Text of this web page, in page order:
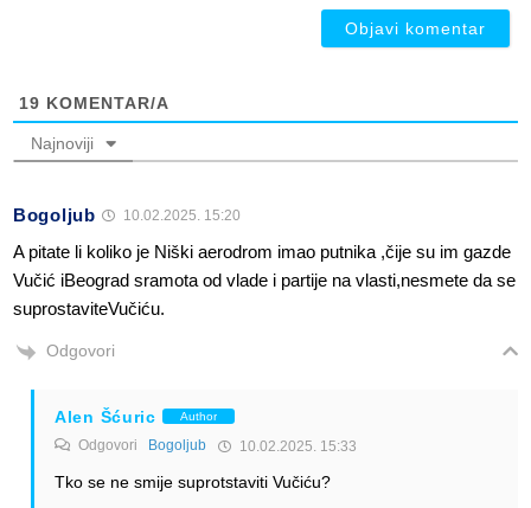
19 KOMENTAR/A
Najnoviji
Bogoljub 10.02.2025. 15:20
A pitate li koliko je Niški aerodrom imao putnika ,čije su im gazde
Vučić iBeograd sramota od vlade i partije na vlasti,nesmete da se
suprostaviteVučiću.
Odgovori
Alen Šćuric Author
Odgovori Bogoljub 10.02.2025. 15:33
Tko se ne smije suprotstaviti Vučiću?